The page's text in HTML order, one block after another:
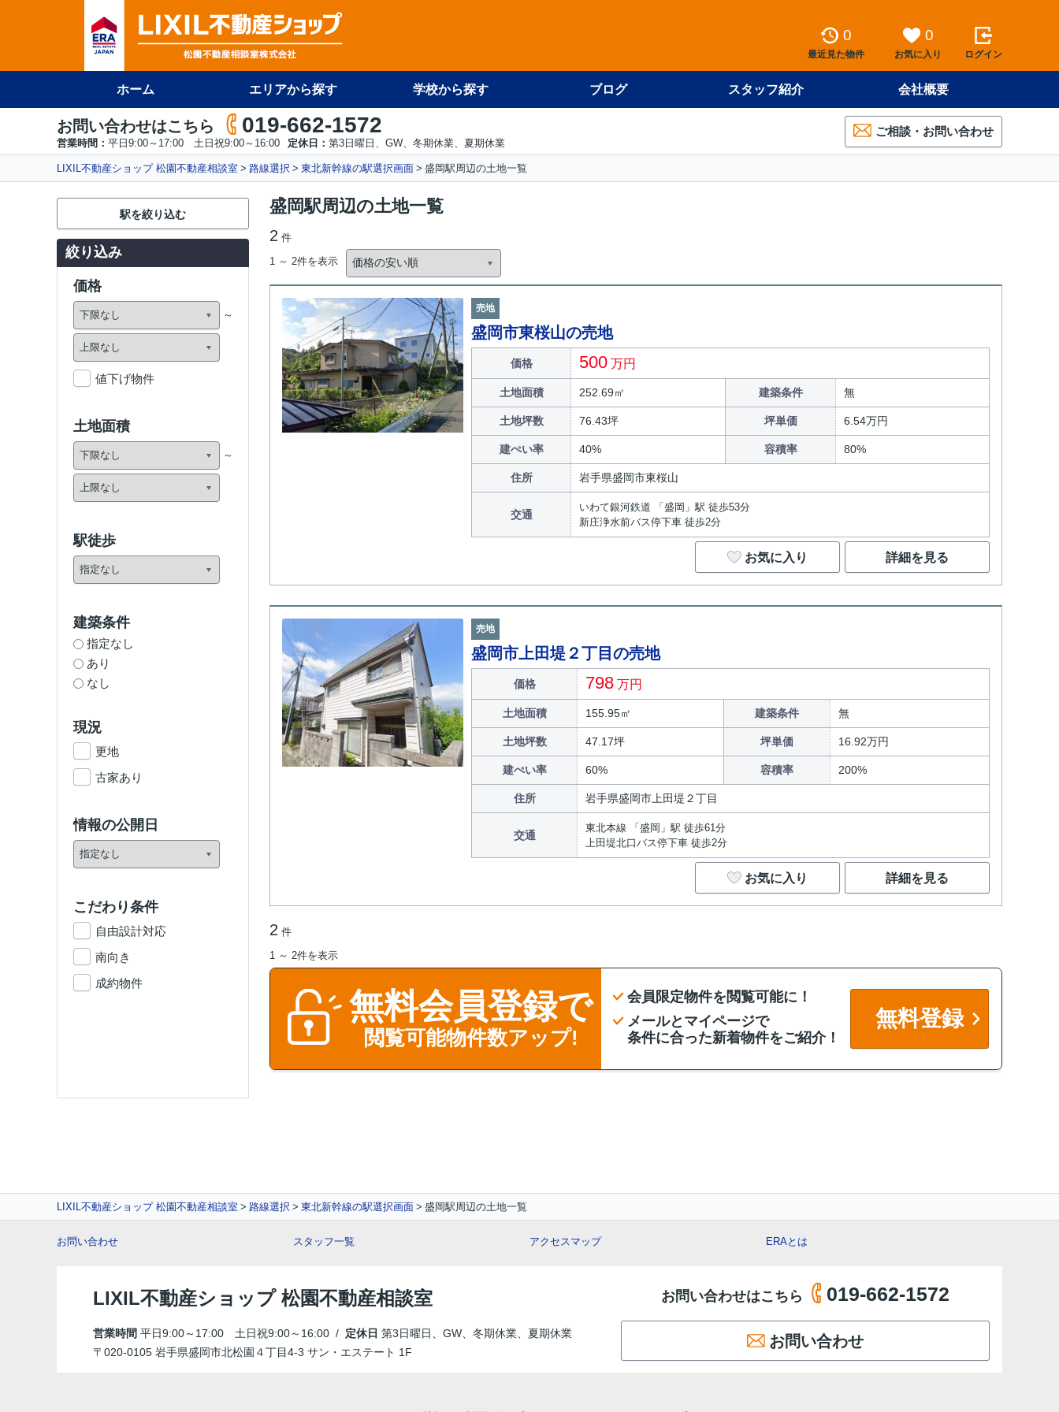
0
最近見た物件
0
お気に入り ログイン
ホーム エリアから探す 学校から探す ブログ スタッフ紹介 会社概要
お問い合わせはこちら 019-662-1572
営業時間： 平日9:00～17:00 土日祝9:00～16:00 定休日： 第3日曜日、GW、冬期休業、夏期休業
ご相談・お問い合わせ
LIXIL不動産ショップ 松園不動産相談室 路線選択 東北新幹線の駅選択画面 盛岡駅周辺の土地一覧
盛岡駅周辺の土地一覧
2 件
1 ～ 2件を表示
売地
盛岡市東桜山の売地
価格 500 万円
土地面積 252.69㎡ 建築条件 無
土地坪数 76.43坪 坪単価 6.54万円
建ぺい率 40% 容積率 80%
住所 岩手県盛岡市東桜山
交通
いわて銀河鉄道 「盛岡」駅 徒歩53分
新庄浄水前バス停下車 徒歩2分
お気に入り 詳細を見る
売地
盛岡市上田堤２丁目の売地
価格 798 万円
土地面積 155.95㎡ 建築条件 無
土地坪数 47.17坪 坪単価 16.92万円
建ぺい率 60% 容積率 200%
住所 岩手県盛岡市上田堤２丁目
交通
東北本線 「盛岡」駅 徒歩61分
上田堤北口バス停下車 徒歩2分
お気に入り 詳細を見る
2 件
1 ～ 2件を表示
無料会員登録で
閲覧可能物件数アップ!
会員限定物件を閲覧可能に！
メールとマイページで
条件に合った新着物件をご紹介！
無料登録
駅を絞り込む
絞り込み
価格
値下げ物件
土地面積
駅徒歩
建築条件
指定なし
あり
なし
現況
更地
古家あり
情報の公開日
こだわり条件
自由設計対応
南向き
成約物件
LIXIL不動産ショップ 松園不動産相談室 路線選択 東北新幹線の駅選択画面 盛岡駅周辺の土地一覧
お問い合わせ スタッフ一覧 アクセスマップ ERAとは
LIXIL不動産ショップ 松園不動産相談室
営業時間 平日9:00～17:00 土日祝9:00～16:00 / 定休日 第3日曜日、GW、冬期休業、夏期休業
〒020-0105 岩手県盛岡市北松園４丁目4-3 サン・エステート 1F
お問い合わせはこちら 019-662-1572
お問い合わせ